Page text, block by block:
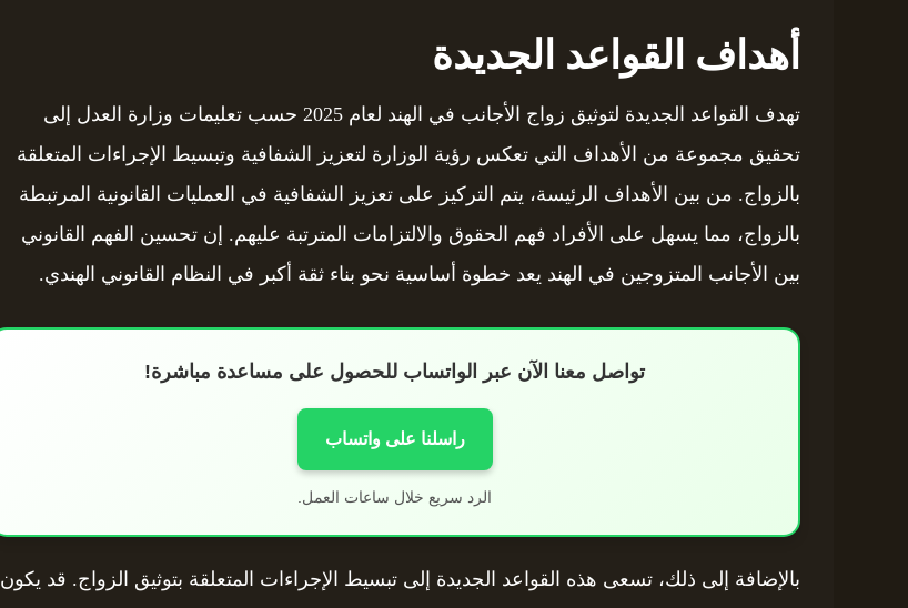
أهداف القواعد الجديدة
تهدف القواعد الجديدة لتوثيق زواج الأجانب في الهند لعام 2025 حسب تعليمات وزارة العدل إلى
تحقيق مجموعة من الأهداف التي تعكس رؤية الوزارة لتعزيز الشفافية وتبسيط الإجراءات المتعلقة
بالزواج. من بين الأهداف الرئيسة، يتم التركيز على تعزيز الشفافية في العمليات القانونية المرتبطة
بالزواج، مما يسهل على الأفراد فهم الحقوق والالتزامات المترتبة عليهم. إن تحسين الفهم القانوني
بين الأجانب المتزوجين في الهند يعد خطوة أساسية نحو بناء ثقة أكبر في النظام القانوني الهندي.
تواصل معنا الآن عبر الواتساب للحصول على مساعدة مباشرة!
راسلنا على واتساب
الرد سريع خلال ساعات العمل.
بالإضافة إلى ذلك، تسعى هذه القواعد الجديدة إلى تبسيط الإجراءات المتعلقة بتوثيق الزواج. قد يكون